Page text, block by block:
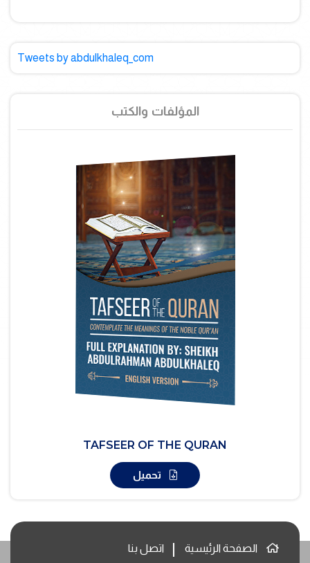
Tweets by abdulkhaleq_com
المؤلفات والكتب
TAFSEER OF THE QURAN
تحميل
الصفحة الرئيسية اتصل بنا